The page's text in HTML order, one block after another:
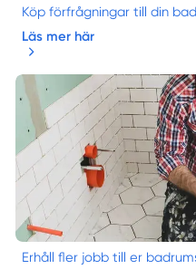
Köp förfrågningar till din
Läs mer här
Erhåll fler jobb till er